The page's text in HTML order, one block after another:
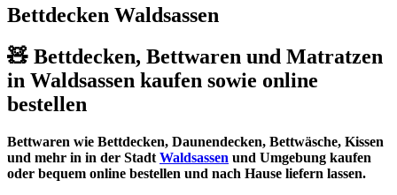
Bettdecken Waldsassen
🧸 Bettdecken, Bettwaren und Matratzen
in Waldsassen kaufen sowie online
bestellen
Bettwaren wie Bettdecken, Daunendecken, Bettwäsche, Kissen
und mehr in in der Stadt Waldsassen und Umgebung kaufen
oder bequem online bestellen und nach Hause liefern lassen.